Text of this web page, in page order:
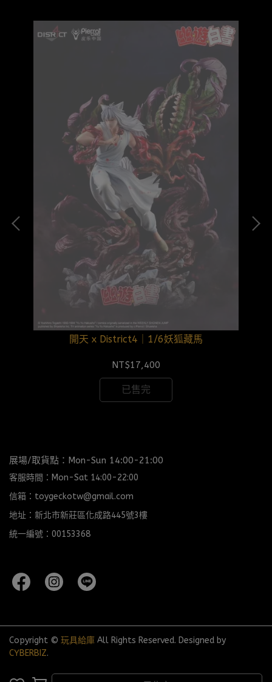
開天 x District4｜1/6妖狐藏馬
NT$17,400
已售完
展場/取貨點：Mon-Sun 14:00-21:00
客服時間：Mon-Sat 14:00-22:00
信箱：toygeckotw@gmail.com
地址：新北市新莊區化成路445號3樓
統一編號：00153368
Copyright © 玩具給庫 All Rights Reserved. Designed by
CYBERBIZ.